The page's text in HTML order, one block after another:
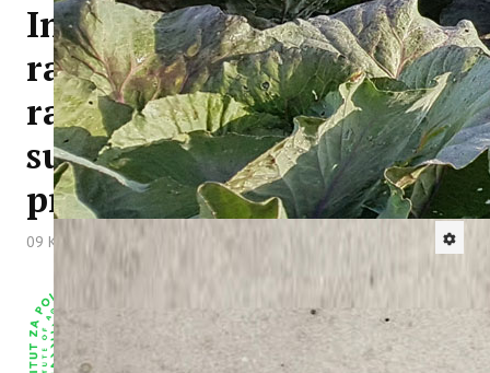
Informacija po
raspisanom natječaju za
radno mjesto Stručni
suradnik/suradnica na
projektu WASTEREDUCE
09 Kolovoz 2024 Hitova: 1291
Po javnom natječaju, koji je objavljen dana 07.
srpnja 2024. godine putem Hrvatskog zavoda
za zapošljavanje, na oglasnoj ploči Instituta i
na mrežnoj stranici Instituta za radno mjesto